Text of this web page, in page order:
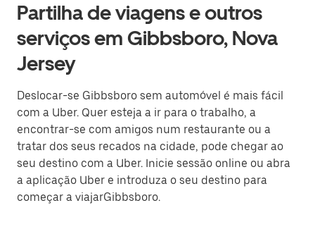
Partilha de viagens e outros
serviços em Gibbsboro, Nova
Jersey
Deslocar-se Gibbsboro sem automóvel é mais fácil
com a Uber. Quer esteja a ir para o trabalho, a
encontrar-se com amigos num restaurante ou a
tratar dos seus recados na cidade, pode chegar ao
seu destino com a Uber. Inicie sessão online ou abra
a aplicação Uber e introduza o seu destino para
começar a viajarGibbsboro.